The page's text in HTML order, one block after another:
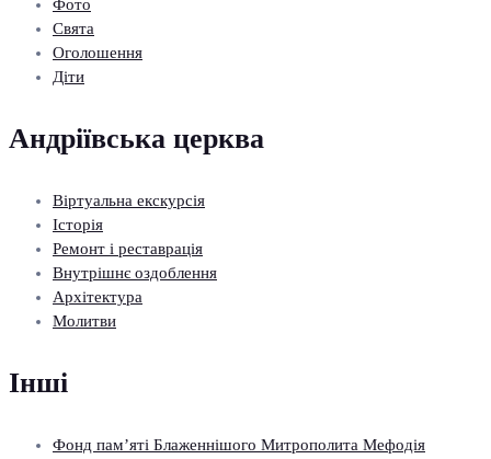
Фото
Свята
Оголошення
Діти
Андріївська церква
Віртуальна екскурсія
Історія
Ремонт і реставрація
Внутрішнє оздоблення
Архітектура
Молитви
Інші
Фонд пам’яті Блаженнішого Митрополита Мефодія